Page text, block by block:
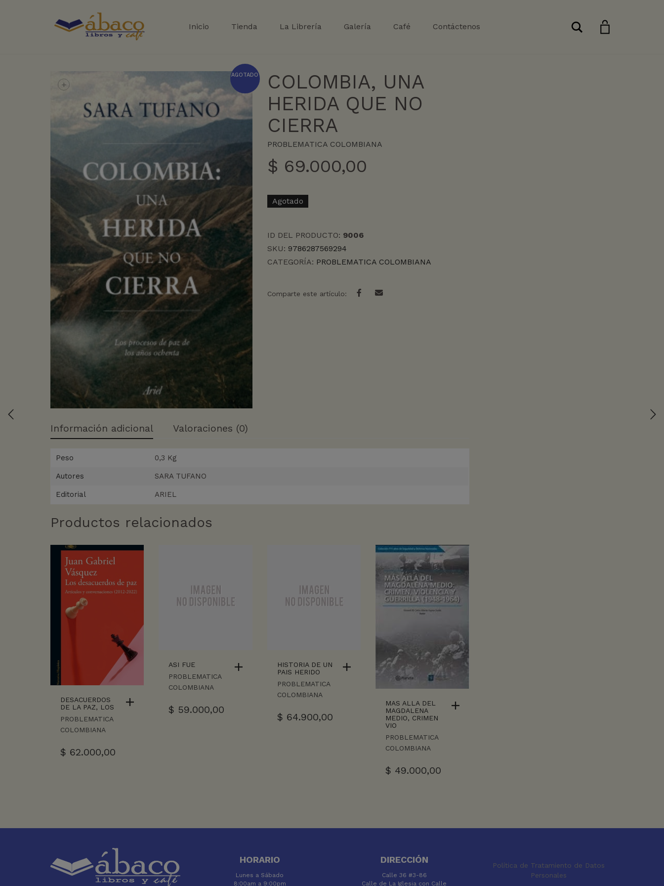
Inicio Tienda La Librería Galería Café Contáctenos Buscar
AGOTADO
+
COLOMBIA, UNA
HERIDA QUE NO
CIERRA
PROBLEMATICA COLOMBIANA
$ 69.000,00
Agotado
ID DEL PRODUCTO: 9006
SKU: 9786287569294
CATEGORÍA: PROBLEMATICA COLOMBIANA
Comparte este artículo:
Información adicional Valoraciones (0)
Peso 0,3 Kg
Autores SARA TUFANO
Editorial ARIEL
Productos relacionados
DESACUERDOS
DE LA PAZ, LOS
PROBLEMATICA
COLOMBIANA
$ 62.000,00
ASI FUE
PROBLEMATICA
COLOMBIANA
$ 59.000,00
HISTORIA DE UN
PAIS HERIDO
PROBLEMATICA
COLOMBIANA
$ 64.900,00
MAS ALLA DEL
MAGDALENA
MEDIO, CRIMEN
VIO
PROBLEMATICA
COLOMBIANA
$ 49.000,00
HORARIO
Lunes a Sábado
8:00am a 9:00pm
DIRECCIÓN
Calle 36 #3-86
Calle de La Iglesia con Calle
Política de Tratamiento de Datos
Personales